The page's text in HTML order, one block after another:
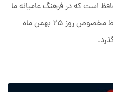
است که در فرهنگ عامیانه ما
باقی مانده‌است. در ادامه فال حافظ مخصوص روز ۲۵ بهمن ماه